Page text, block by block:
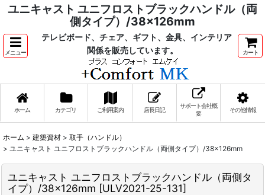
ユニキャスト ユニフロストブラックハンドル（両
側タイプ）/38×126mm
メニュー
テレビボード、チェア、ギフト、金具、インテリア
関係を販売しています。
カート
ホーム カテゴリ ご利用案内 店長日記
サポート会社概
要
その他情報
ホーム > 建築資材 > 取手（ハンドル）
> ユニキャスト ユニフロストブラックハンドル（両側タイプ）/38×126mm
ユニキャスト ユニフロストブラックハンドル（両側タ
イプ）/38×126mm [ULV2021-25-131]